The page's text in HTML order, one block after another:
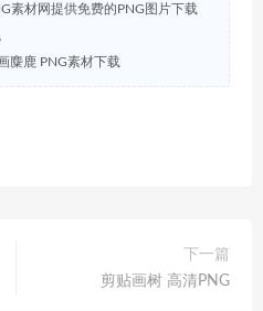
素材网提供免费的PNG图片下载
麋鹿 PNG素材下载
下一篇
剪贴画树 高清PNG